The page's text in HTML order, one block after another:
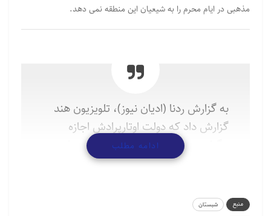
مذهبی در ایام محرم را به شیعیان این منطقه نمی دهد.
به گزارش ردنا (ادیان نیوز)، تلویزیون هند
گزارش داد که دولت اوتارپرادش اجازه
برگزاری مراسم مذهبی در ایام محرم را به
شیعیان این منطقه نمی دهد.
این ایالت دستورالعمل های بسیار
ادامه مطلب
منبع
شبستان